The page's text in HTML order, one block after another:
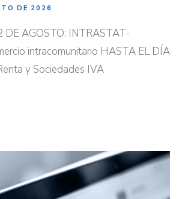
DE 2026
DE AGOSTO: INTRASTAT-
intracomunitario HASTA EL DÍA
y Sociedades IVA